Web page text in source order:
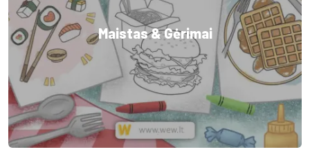
Maistas & Gėrimai